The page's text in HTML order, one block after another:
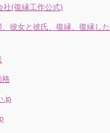
社(復縁工作公式)
彼女と彼氏、復縁、復縁した
格
.jp